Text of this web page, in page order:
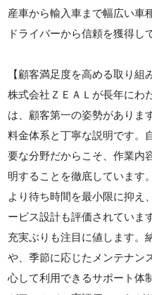
産車から輸入車まで幅広い車
ドライバーから信頼を獲得し
【顧客満足度を高める取り組
株式会社ＺＥＡＬが長年にわ
は、顧客第一の姿勢がありま
料金体系と丁寧な説明です。
要な分野だからこそ、作業内
明することを徹底しています
より待ち時間を最小限に抑え
ービス設計も評価されていま
充実ぶりも注目に値します。
や、季節に応じたメンテナン
心して利用できるサポート体